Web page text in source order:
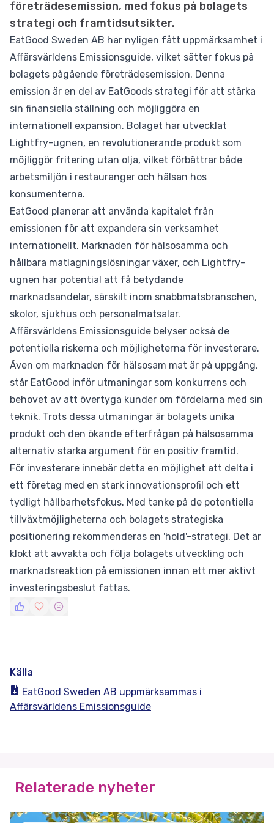
företrädesemission, med fokus på bolagets
strategi och framtidsutsikter.
EatGood Sweden AB har nyligen fått uppmärksamhet i
Affärsvärldens Emissionsguide, vilket sätter fokus på
bolagets pågående företrädesemission. Denna
emission är en del av EatGoods strategi för att stärka
sin finansiella ställning och möjliggöra en
internationell expansion. Bolaget har utvecklat
Lightfry-ugnen, en revolutionerande produkt som
möjliggör fritering utan olja, vilket förbättrar både
arbetsmiljön i restauranger och hälsan hos
konsumenterna.
EatGood planerar att använda kapitalet från
emissionen för att expandera sin verksamhet
internationellt. Marknaden för hälsosamma och
hållbara matlagningslösningar växer, och Lightfry-
ugnen har potential att få betydande
marknadsandelar, särskilt inom snabbmatsbranschen,
skolor, sjukhus och personalmatsalar.
Affärsvärldens Emissionsguide belyser också de
potentiella riskerna och möjligheterna för investerare.
Även om marknaden för hälsosam mat är på uppgång,
står EatGood inför utmaningar som konkurrens och
behovet av att övertyga kunder om fördelarna med sin
teknik. Trots dessa utmaningar är bolagets unika
produkt och den ökande efterfrågan på hälsosamma
alternativ starka argument för en positiv framtid.
För investerare innebär detta en möjlighet att delta i
ett företag med en stark innovationsprofil och ett
tydligt hållbarhetsfokus. Med tanke på de potentiella
tillväxtmöjligheterna och bolagets strategiska
positionering rekommenderas en 'hold'-strategi. Det är
klokt att avvakta och följa bolagets utveckling och
marknadsreaktion på emissionen innan ett mer aktivt
investeringsbeslut fattas.
Källa
EatGood Sweden AB uppmärksammas i
Affärsvärldens Emissionsguide
Relaterade nyheter